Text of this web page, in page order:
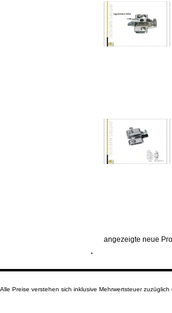
angezeigte neue
Alle Preise verstehen sich inklusive Mehrwertsteuer